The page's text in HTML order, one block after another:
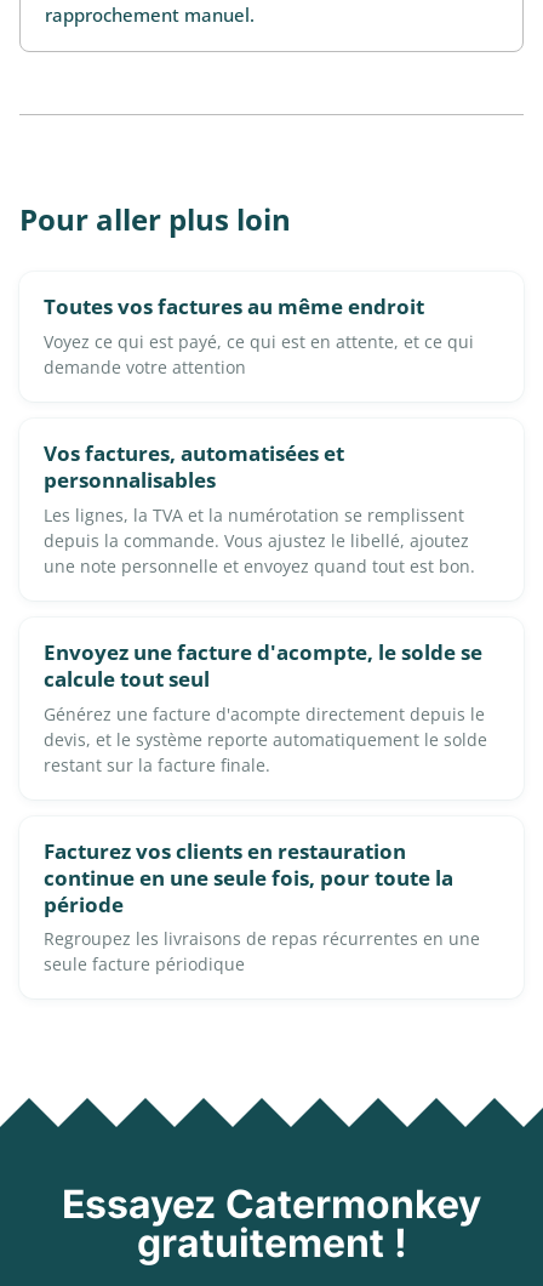
rapprochement manuel.
Pour aller plus loin
Toutes vos factures au même endroit
Voyez ce qui est payé, ce qui est en attente, et ce qui
demande votre attention
Vos factures, automatisées et
personnalisables
Les lignes, la TVA et la numérotation se remplissent
depuis la commande. Vous ajustez le libellé, ajoutez
une note personnelle et envoyez quand tout est bon.
Envoyez une facture d'acompte, le solde se
calcule tout seul
Générez une facture d'acompte directement depuis le
devis, et le système reporte automatiquement le solde
restant sur la facture finale.
Facturez vos clients en restauration
continue en une seule fois, pour toute la
période
Regroupez les livraisons de repas récurrentes en une
seule facture périodique
Essayez Catermonkey
gratuitement !